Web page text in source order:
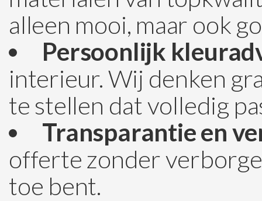
alleen mooi, maar ook
Persoonlijk
interieur. Wij denken
te stellen dat volledig
Transparantie en
offerte zonder
toe bent.